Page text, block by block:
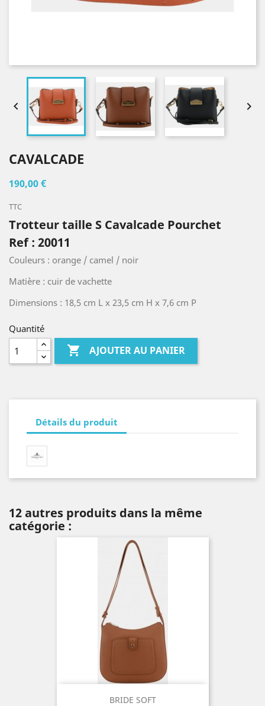
 
CAVALCADE
190,00 €
TTC
Trotteur taille S Cavalcade Pourchet
Ref : 20011
Couleurs : orange / camel / noir
Matière : cuir de vachette
Dimensions : 18,5 cm L x 23,5 cm H x 7,6 cm P
Quantité
 AJOUTER AU PANIER
Détails du produit
12 autres produits dans la même
catégorie :
BRIDE SOFT